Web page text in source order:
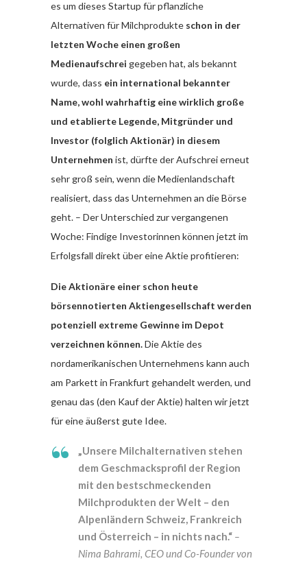
es um dieses Startup für pflanzliche
Alternativen für Milchprodukte schon in der
letzten Woche einen großen
Medienaufschrei gegeben hat, als bekannt
wurde, dass ein international bekannter
Name, wohl wahrhaftig eine wirklich große
und etablierte Legende, Mitgründer und
Investor (folglich Aktionär) in diesem
Unternehmen ist, dürfte der Aufschrei erneut
sehr groß sein, wenn die Medienlandschaft
realisiert, dass das Unternehmen an die Börse
geht. – Der Unterschied zur vergangenen
Woche: Findige Investorinnen können jetzt im
Erfolgsfall direkt über eine Aktie profitieren:
Die Aktionäre einer schon heute
börsennotierten Aktiengesellschaft werden
potenziell extreme Gewinne im Depot
verzeichnen können.Die Aktie des
nordamerikanischen Unternehmens kann auch
am Parkett in Frankfurt gehandelt werden, und
genau das (den Kauf der Aktie) halten wir jetzt
für eine äußerst gute Idee.
„Unsere Milchalternativen stehen
dem Geschmacksprofil der Region
mit den bestschmeckenden
Milchprodukten der Welt – den
Alpenländern Schweiz, Frankreich
und Österreich – in nichts nach.“ –
Nima Bahrami, CEO und Co-Founder von